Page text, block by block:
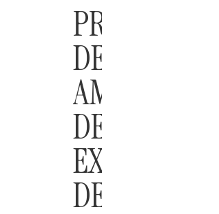
PROPUESTA
DE
AMLO
DE
EXTINCIÓN
DE